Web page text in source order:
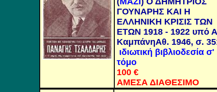
ΓΟΥΝΑΡΗΣ ΚΑΙ Η
ΕΛΛΗΝΙΚΗ ΚΡΙΣΙΣ ΤΩΝ
ΕΤΩΝ 1918 - 1922 υπό
ΚαμπάνηΑθ. 1946, σ.
ιδιωτική βιβλιοδεσία σ'
τόμο
100€
ΑΜΕΣΑ ΔΙΑΘΕΣΙΜΟ